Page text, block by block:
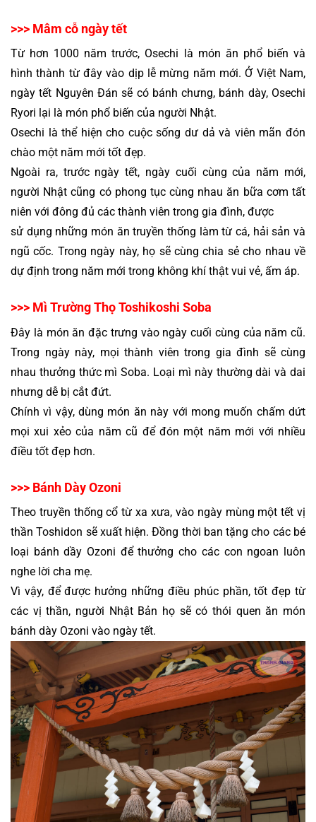
>>> Mâm cỗ ngày tết
Từ hơn 1000 năm trước, Osechi là món ăn phổ biến và
hình thành từ đây vào dịp lễ mừng năm mới. Ở Việt Nam,
ngày tết Nguyên Đán sẽ có bánh chưng, bánh dày, Osechi
Ryori lại là món phổ biến của người Nhật.
Osechi là thể hiện cho cuộc sống dư dả và viên mãn đón
chào một năm mới tốt đẹp.
Ngoài ra, trước ngày tết, ngày cuối cùng của năm mới,
người Nhật cũng có phong tục cùng nhau ăn bữa cơm tất
niên với đông đủ các thành viên trong gia đình, được
sử dụng những món ăn truyền thống làm từ cá, hải sản và
ngũ cốc. Trong ngày này, họ sẽ cùng chia sẻ cho nhau về
dự định trong năm mới trong không khí thật vui vẻ, ấm áp.
>>> Mì Trường Thọ Toshikoshi Soba
Đây là món ăn đặc trưng vào ngày cuối cùng của năm cũ.
Trong ngày này, mọi thành viên trong gia đình sẽ cùng
nhau thưởng thức mì Soba. Loại mì này thường dài và dai
nhưng dễ bị cắt đứt.
Chính vì vậy, dùng món ăn này với mong muốn chấm dứt
mọi xui xẻo của năm cũ để đón một năm mới với nhiều
điều tốt đẹp hơn.
>>> Bánh Dày Ozoni
Theo truyền thống cổ từ xa xưa, vào ngày mùng một tết vị
thần Toshidon sẽ xuất hiện. Đồng thời ban tặng cho các bé
loại bánh dầy Ozoni để thưởng cho các con ngoan luôn
nghe lời cha mẹ.
Vì vậy, để được hưởng những điều phúc phần, tốt đẹp từ
các vị thần, người Nhật Bản họ sẽ có thói quen ăn món
bánh dày Ozoni vào ngày tết.